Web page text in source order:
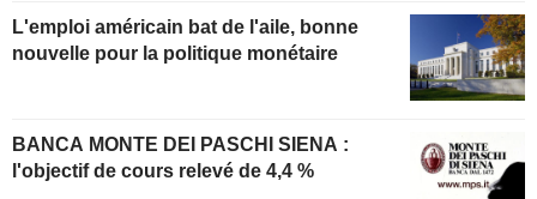
L'emploi américain bat de l'aile, bonne
nouvelle pour la politique monétaire
BANCA MONTE DEI PASCHI SIENA :
l'objectif de cours relevé de 4,4 %